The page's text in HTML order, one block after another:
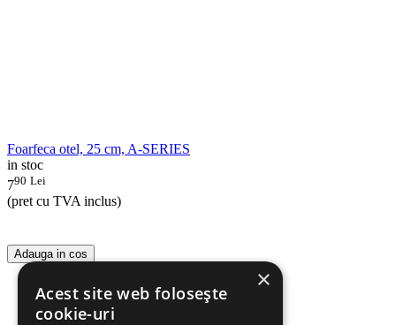
Foarfeca otel, 25 cm, A-SERIES
in stoc
790 Lei
(pret cu TVA inclus)
Adauga in cos
×
Acest site web folosește
cookie-uri